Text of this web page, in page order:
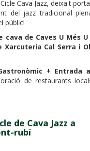
Cava Jazz, deixa't
del jazz tradicional
públic!
cava de Caves U Més
Cal Serra i
+ Entrada
de restaurants
de Cava Jazz a
rubí